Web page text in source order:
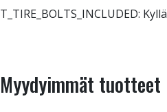
T_TIRE_BOLTS_INCLUDED: Kyllä
Myydyimmät tuotteet